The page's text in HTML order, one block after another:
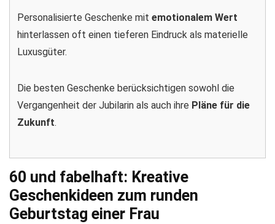
Personalisierte Geschenke mit emotionalem Wert
hinterlassen oft einen tieferen Eindruck als materielle
Luxusgüter.
Die besten Geschenke berücksichtigen sowohl die
Vergangenheit der Jubilarin als auch ihre Pläne für die
Zukunft.
60 und fabelhaft: Kreative
Geschenkideen zum runden
Geburtstag einer Frau